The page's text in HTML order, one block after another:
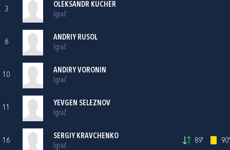
3
OLEKSANDR KUCHER
Igrač
6
ANDRIY RUSOL
Igrač
10
ANDIRY VORONIN
Igrač
11
YEVGEN SELEZNOV
Igrač
16
SERGIY KRAVCHENKO
Igrač
89' 90'